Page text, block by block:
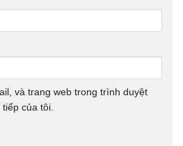
và trang web trong trình duyệt
của tôi.